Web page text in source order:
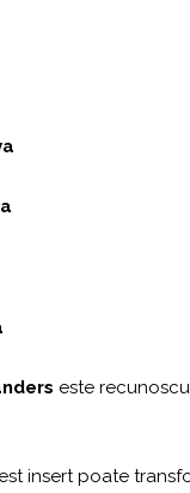
este
insert poate